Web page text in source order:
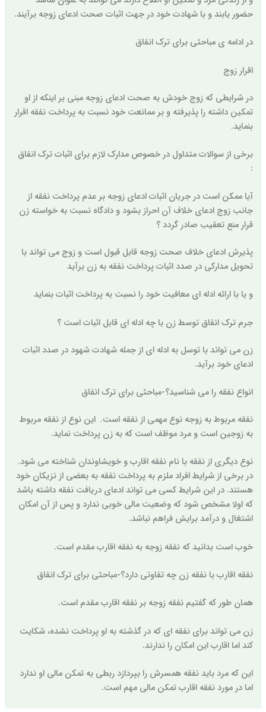
حضور یابند و با شهادت خود در جهت اثبات صحت ادعای زوجه برآیند.
در ادامه ی مباحثی برای ترک انفاق
اقرار زوج
در شرایطی که زوج خودش به صحت ادعای زوجه مبنی بر اینکه از او
تمکین داشته را پذیرفته و بر ممانعت خود نسبت به پرداخت نفقه اقرار
بنماید.
برخی از سوالات متداول در خصوص مدارک لازم برای اثبات ترک انفاق
:
آیا ممکن است در جریان اثبات ادعای زوجه بر عدم پرداخت نفقه از
جانب زوج ادعای خلاف آن احراز بشود و دادگاه نسبت به خواسته زن
قرار منع تعقیب صادر گردد ؟
پذیرش ادعای خلاف صحت زوجه قابل قبول است و زوج می تواند با
تحویل مدارکی در صدد اثبات پرداخت نفقه به زن برآید
و یا با ارائه ادله ای معافیت خود را نسبت به پرداخت اثبات بنماید
جرم ترک انفاق توسط زن با چه ادله ای قابل اثبات است ؟
زن می تواند با توسل به ادله ای از جمله شهادت شهود در صدد اثبات
ادعای خود برآید.
انواع نفقه را می شناسید؟-مباحثی برای ترک انفاق
نفقه مربوط به زوجه نوع مهمی از نفقه است. این نوع از نفقه مربوط
به زوجین است و مرد موظف است که به زن پرداخت نماید.
نوع دیگری از نفقه با نام نفقه اقارب و خویشاوندان شناخته می شود.
در برخی از شرایط افراد ملزم به پرداخت نفقه به بعضی از نزیکان خود
هستند. در این شرایط کسی می تواند ادعای دریافت نفقه داشته باشد
که اولا مشخص شود که وضعیت مالی خوبی ندارد و پس از آن امکان
اشتغال و درآمد برایش فراهم نباشد.
خوب است بدانید که نفقه زوجه به نفقه اقارب مقدم است.
نفقه اقارب با نفقه زن چه تفاوتی دارد؟-مباحثی برای ترک انفاق
همان طور که گفتیم نفقه زوجه بر نفقه اقارب مقدم است.
زن می تواند برای نفقه ای که در گذشته به او پرداخت نشده، شکایت
کند اما اقارب این امکان را ندارند.
این که مرد باید نفقه همسرش را بپردازد ربطی به تمکن مالی او ندارد
اما در مورد نفقه اقارب تمکن مالی مهم است.